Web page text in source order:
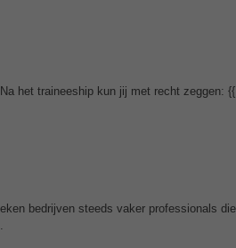
het traineeship kun jij met recht zeggen:
bedrijven steeds vaker professionals